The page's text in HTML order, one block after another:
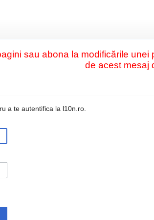
sau abona la modificările unei
de acest mesaj
a te autentifica la l10n.ro.